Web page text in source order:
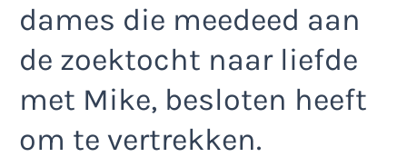
dames die meedeed aan
de zoektocht naar liefde
met Mike, besloten heeft
om te vertrekken.